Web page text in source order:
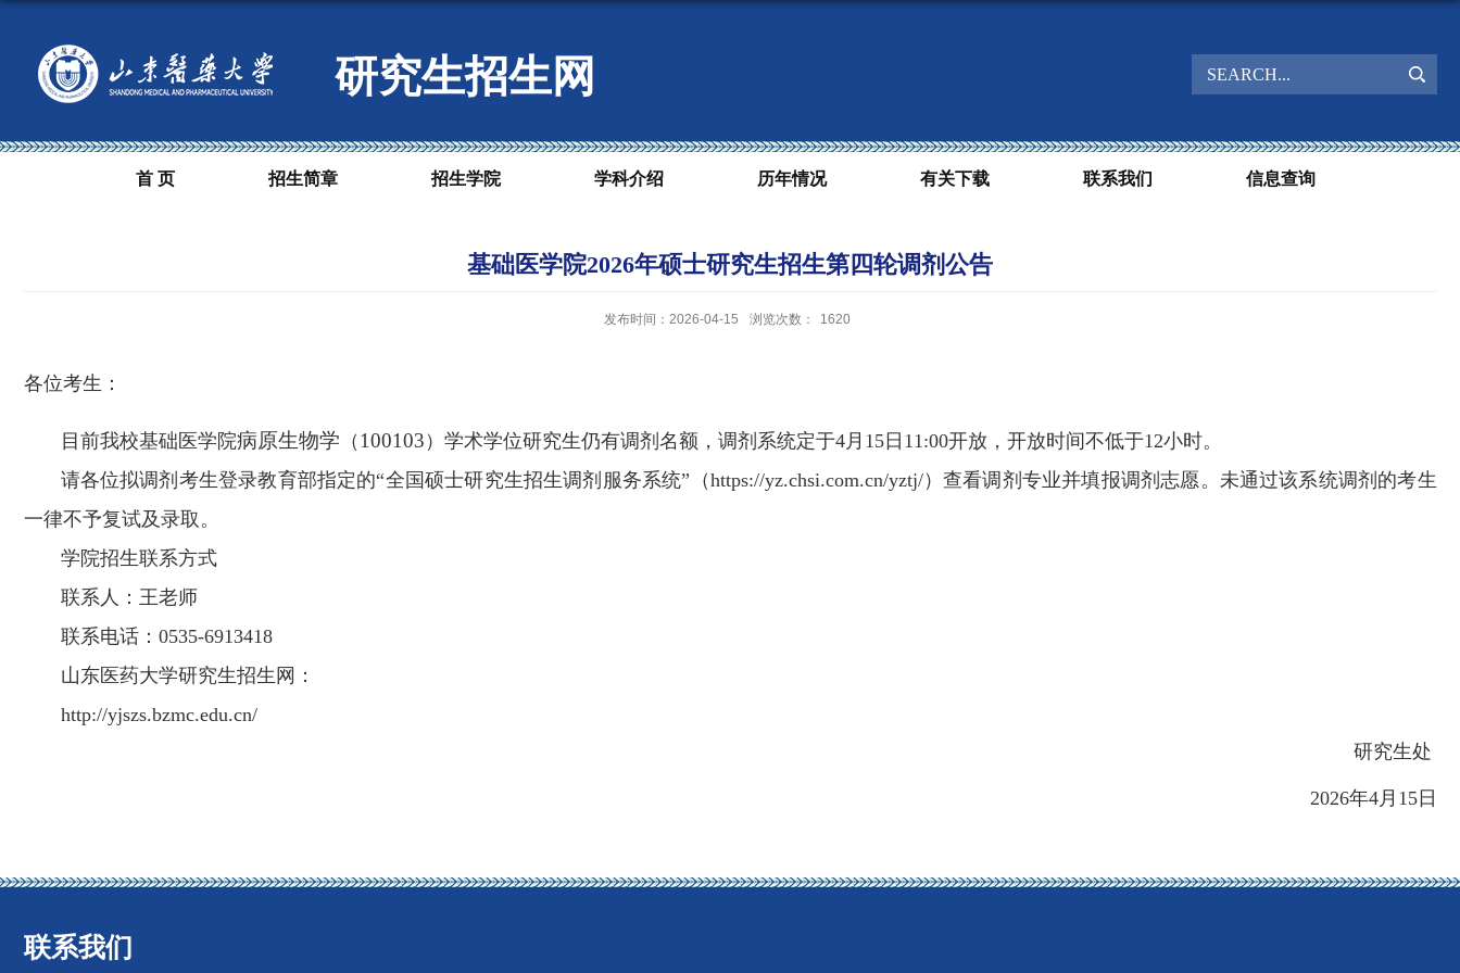
研究生招生网
首 页 招生简章 招生学院 学科介绍 历年情况 有关下载 联系我们 信息查询
基础医学院2026年硕士研究生招生第四轮调剂公告
发布时间：2026-04-15 浏览次数： 1620
各位考生：
目前我校基础医学院病原生物学 （ 100103 ） 学术学位研究生仍有调剂名额，调剂系统定于4月 15日 11:00开放，开放时间不低于12小时。
请各位拟调剂考生登录教育部指定的“全国硕士研究生招生调剂服务系统” （https://yz.chsi.com.cn/yztj/）查看调剂专业并填报调剂志愿。未通过该系统调剂的考生
一律不予复试及录取。
学院招生联系方式
联系人：王老师
联系电话： 0535-6913418
山东医药大学研究生招生网：
http://yjszs.bzmc.edu.cn/
研究生处
2026年4月 15日
联系我们